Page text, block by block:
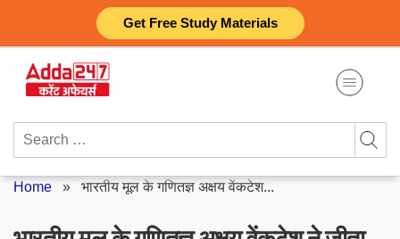
Get Free Study Materials
content
Search
Home » भारतीय मूल के गणितज्ञ अक्षय वेंकटेश...